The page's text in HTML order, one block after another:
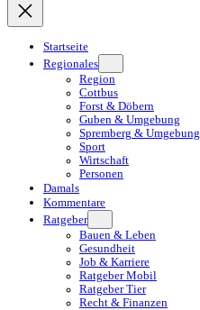
Startseite
Regionales
Region
Cottbus
Forst & Döbern
Guben & Umgebung
Spremberg & Umgebung
Sport
Wirtschaft
Personen
Damals
Kommentare
Ratgeber
Bauen & Leben
Gesundheit
Job & Karriere
Ratgeber Mobil
Ratgeber Tier
Recht & Finanzen